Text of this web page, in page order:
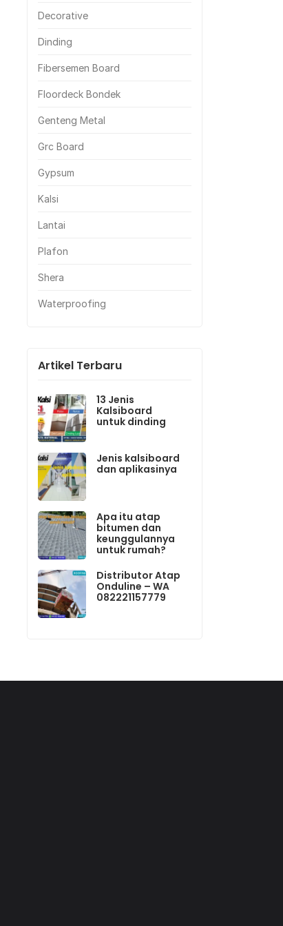
Decorative
Dinding
Fibersemen Board
Floordeck Bondek
Genteng Metal
Grc Board
Gypsum
Kalsi
Lantai
Plafon
Shera
Waterproofing
Artikel Terbaru
13 Jenis
Kalsiboard
untuk dinding
Jenis kalsiboard
dan aplikasinya
Apa itu atap
bitumen dan
keunggulannya
untuk rumah?
Distributor Atap
Onduline – WA
082221157779